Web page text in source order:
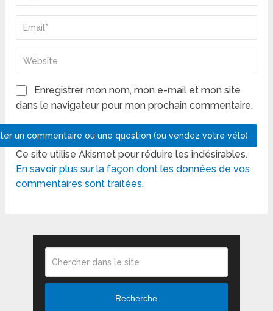
Enregistrer mon nom, mon e-mail et mon site
dans le navigateur pour mon prochain commentaire.
Ce site utilise Akismet pour réduire les indésirables.
En savoir plus sur la façon dont les données de vos
commentaires sont traitées.
Recherche